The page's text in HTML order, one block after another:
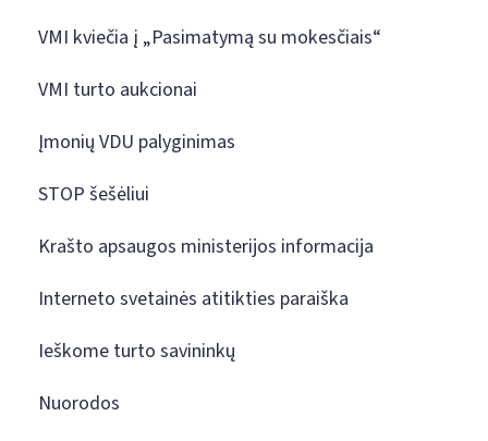
VMI kviečia į „Pasimatymą su mokesčiais“
VMI turto aukcionai
Įmonių VDU palyginimas
STOP šešėliui
Krašto apsaugos ministerijos informacija
Interneto svetainės atitikties paraiška
Ieškome turto savininkų
Nuorodos